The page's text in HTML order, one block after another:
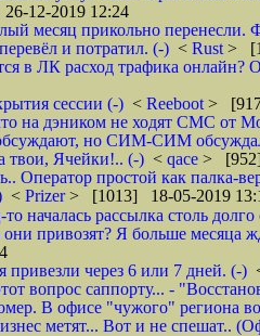
12-2019 12:24
месяц прикольно
и потратил. (-) < Rust >
в ЛК расход трафика
сессии (-) < Reeboot >
на дэником не ходят СМС от
но СИМ-СИМ
твои, Ячейки!.. (-) < qace > [952]
Оператор простой как палка-
< Prizer> [1013] 18-05-2019
началась рассылка столь
привозят? Я больше месяца
через 6 или 7 дней. (-)
вопрос саппорту... -
В офисе "чужого" региона
метят... Вот и не спешат..